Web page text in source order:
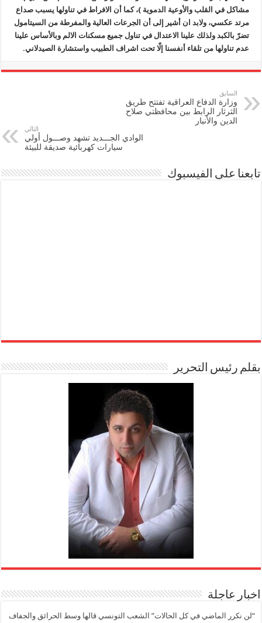
مشاكل في القلب والأوعية الدموية )، كما أن الافراط في تناولها يسبب صداع
مرتد عكسي، ولابد ان أشير إلى أن الجرعات العالية والمفرطة من السيتامول
تضرّ بالكبد ولذلك علينا الاعتدال في تناول جميع مسكنات الالم وبالأساس علينا
عدم تناولها من تلقاء أنفسنا إلّا تحت اشراف الطبيب واستشارة الصيدلاني.
السابق
وزارة الدفاع العراقية تفتتح طريق
الثرثار الرابط بين محافظتي صلاح
الدين والأنبار
التالي
الوادي الجـــديد تشهد وصـــول أولي
سيارات كهربائية صديقة للبيئة
تابعنا على الفيسبوك
بقلم رئيس التحرير
اخبار عاجلة
“لن نكرر الماضي في كل الحالات” الشعب التونسي قالها وسط الحرائق والجفاف